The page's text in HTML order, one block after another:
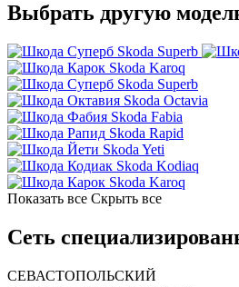
Выбрать другую
Skoda Superb
Skoda Karoq
Skoda Superb
Skoda Octavia
Skoda Fabia
Skoda Rapid
Skoda Yeti
Skoda Kodiaq
Skoda Karoq
Показать все Скрыть все
Сеть
СЕВАСТОПОЛЬСКИЙ